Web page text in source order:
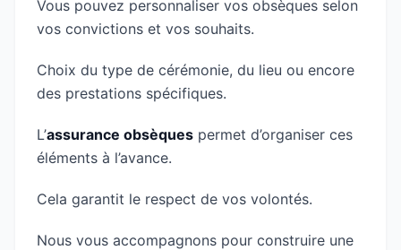
Vous pouvez personnaliser vos obsèques selon
vos convictions et vos souhaits.
Choix du type de cérémonie, du lieu ou encore
des prestations spécifiques.
L’assurance obsèques permet d’organiser ces
éléments à l’avance.
Cela garantit le respect de vos volontés.
Nous vous accompagnons pour construire une